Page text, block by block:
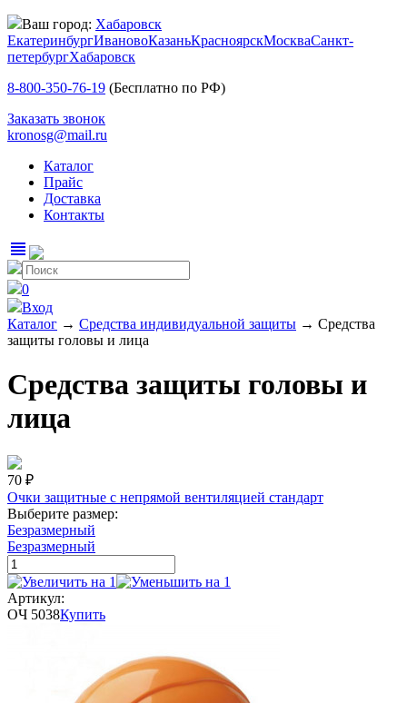
Ваш город: Хабаровск
ЕкатеринбургИвановоКазаньКрасноярскМоскваСанкт-
петербургХабаровск
8-800-350-76-19 (Бесплатно по РФ)
Заказать звонок
kronosg@mail.ru
Каталог
Прайс
Доставка
Контакты
view_headline
0
Вход
Каталог → Средства индивидуальной защиты → Средства
защиты головы и лица
Средства защиты головы и
лица
70 ₽
Очки защитные с непрямой вентиляцией стандарт
Выберите размер:
Безразмерный
Безразмерный
Артикул:
ОЧ 5038Купить